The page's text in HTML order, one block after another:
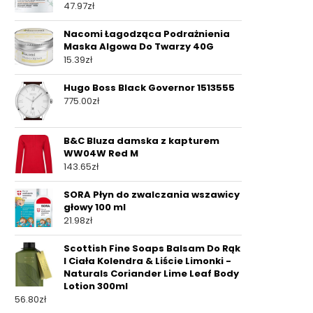
47.97zł
Nacomi Łagodząca Podrażnienia
Maska Algowa Do Twarzy 40G
15.39zł
Hugo Boss Black Governor 1513555
775.00zł
B&C Bluza damska z kapturem
WW04W Red M
143.65zł
SORA Płyn do zwalczania wszawicy
głowy 100 ml
21.98zł
Scottish Fine Soaps Balsam Do Rąk
I Ciała Kolendra & Liście Limonki -
Naturals Coriander Lime Leaf Body
Lotion 300ml
56.80zł